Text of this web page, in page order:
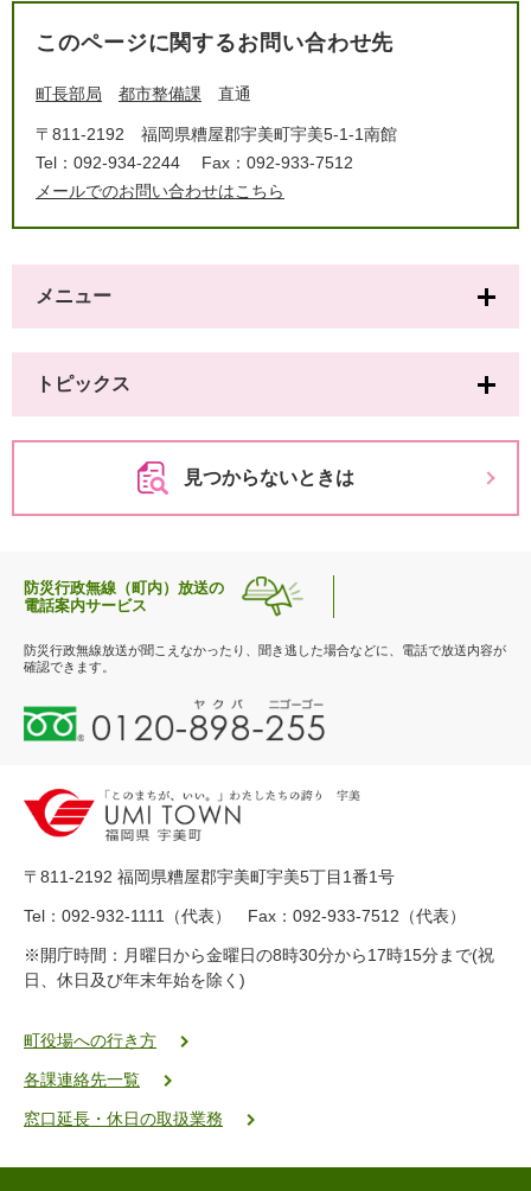
このページに関するお問い合わせ先
町長部局 都市整備課 直通
〒811-2192
福岡県糟屋郡宇美町宇美5-1-1南館
Tel：092-934-2244
Fax：092-933-7512
メールでのお問い合わせはこちら
メニュー
トピックス
見つからないときは
防災行政無線（町内）放送の
電話案内サービス
防災行政無線放送が聞こえなかったり、聞き逃した場合などに、電話で放送内容が
確認できます。
0
1
-
8
-
5
5
ク
二
ゴ
〒811-2192 福岡県糟屋郡宇美町宇美5丁目1番1号
Tel：092-932-1111（代表） Fax：092-933-7512（代表）
※開庁時間：月曜日から金曜日の8時30分から17時15分まで(祝
日、休日及び年末年始を除く)
町役場への行き方
各課連絡先一覧
窓口延長・休日の取扱業務